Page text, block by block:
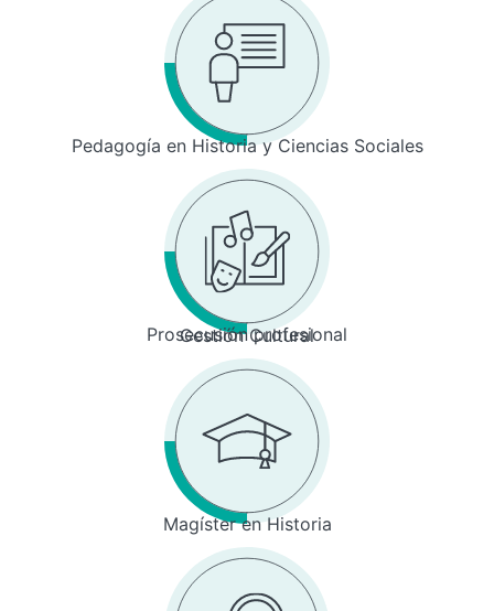
Pedagogía en Historia y Ciencias Sociales
Prosecusión profesional
Gestión Cultural
Magíster en Historia